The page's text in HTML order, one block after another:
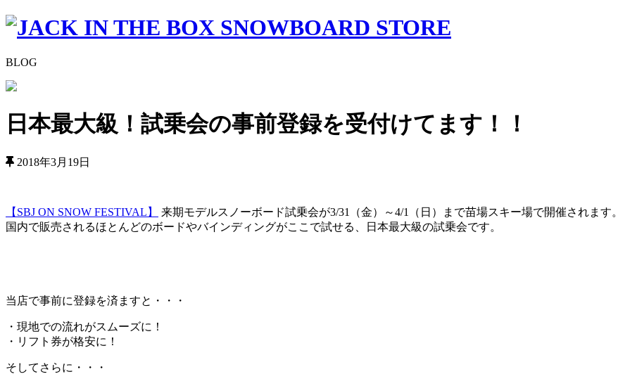
BLOG
日本最大級！試乗会の事前登録を受付けてます！！
2018年3月19日
【SBJ ON SNOW FESTIVAL】
来期モデルスノーボード試乗会が3/31（金）～4/1（日）まで苗場スキー場で開催されます。
国内で販売されるほとんどのボードやバインディングがここで試せる、日本最大級の試乗会です。
当店で事前に登録を済ますと・・・
・現地での流れがスムーズに！
・リフト券が格安に！
そしてさらに・・・